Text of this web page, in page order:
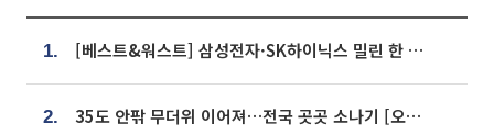
1. [베스트&워스트] 삼성전자·SK하이닉스 밀린 한 주…상상인증권은 85% 급등
2. 35도 안팎 무더위 이어져…전국 곳곳 소나기 [오늘 날씨]